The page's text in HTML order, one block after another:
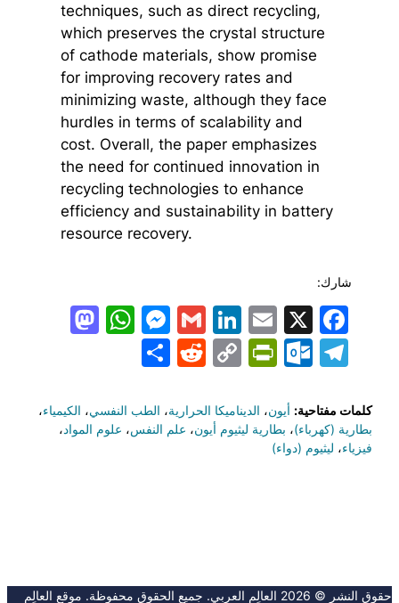
techniques, such as direct recycling,
which preserves the crystal structure
of cathode materials, show promise
for improving recovery rates and
minimizing waste, although they face
hurdles in terms of scalability and
cost. Overall, the paper emphasizes
the need for continued innovation in
recycling technologies to enhance
efficiency and sustainability in battery
resource recovery.
شارك:
Facebook
X
Email
LinkedIn
Gmail
Telegram
Outlook.com
PrintFriendly
Copy
Reddit
Share
كلمات مفتاحية: أيون، الديناميكا الحرارية، الطب النفسي، الكيمياء،
بطارية (كهرباء)، بطارية ليثيوم أيون، علم النفس، علوم المواد،
فيزياء، ليثيوم (دواء)
حقوق النشر © 2026 العالِم العربي. جميع الحقوق محفوظة. موقع العالِم